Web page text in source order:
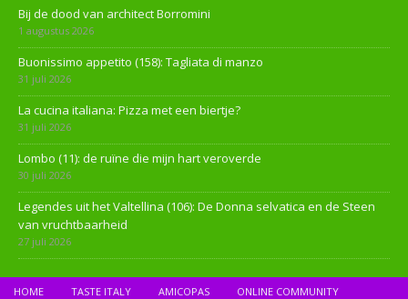
Bij de dood van architect Borromini
1 augustus 2026
Buonissimo appetito (158): Tagliata di manzo
31 juli 2026
La cucina italiana: Pizza met een biertje?
31 juli 2026
Lombo (11): de ruïne die mijn hart veroverde
30 juli 2026
Legendes uit het Valtellina (106): De Donna selvatica en de Steen
van vruchtbaarheid
27 juli 2026
HOME TASTE ITALY AMICOPAS ONLINE COMMUNITY